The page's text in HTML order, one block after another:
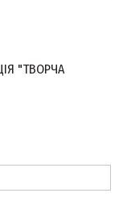
"ТВОРЧА